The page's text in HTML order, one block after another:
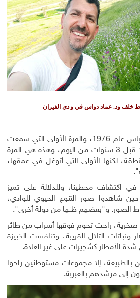
خلف ود. عماد دواس في وادي الفيران
قال عماد: ولدت في طوباس عام 1976، والمرة الأولى التي سمعت
بها عن الوادي لم تكن إلا قبل 3 سنوات من اليوم، وهذه هي المرة
لكنها الأولى التي أتوغل في عمقها،
اكتشاف محطينا، وللدلالة على تميز
شاهدوا صور التنوع الحيوي للوادي،
الصور. و"بعضهم ظنها من دولة أخرى".
راحت تحوم فوقها أسراب من طائر
التلال القريبة، وتنافست الخبيزة
الأمطار كشجيرات على غير العادة.
بالطبيعة، إلا مجموعات مستوطنين راحوا
إلى مرشدهم بالعبرية.